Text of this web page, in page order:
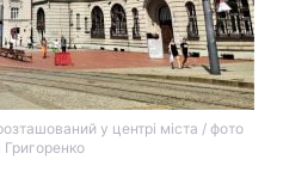
у центрі міста / фото